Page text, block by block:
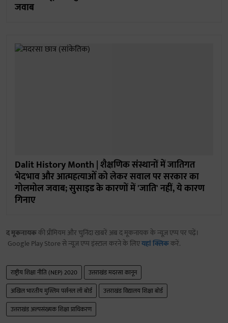
जवाब
Dalit History Month | शैक्षणिक संस्थानों में जातिगत
भेदभाव और आत्महत्याओं को लेकर सवाल पर सरकार का
गोलमोल जवाब; सुसाइड के कारणों में 'जाति' नहीं, ये कारण
गिनाए
द मूकनायककी प्रीमियम और चुनिंदा खबरें अब द मूकनायक के न्यूज़ एप्प पर पढ़ें।
Google Play Store से न्यूज़ एप्प इंस्टाल करने के लिएयहां क्लिककरें.
राष्ट्रीय शिक्षा नीति (NEP) 2020
उत्तराखंड मदरसा कानून
अखिल भारतीय मुस्लिम पर्सनल लॉ बोर्ड
उत्तराखंड विद्यालय शिक्षा बोर्ड
उत्तराखंड अल्पसंख्यक शिक्षा प्राधिकरण